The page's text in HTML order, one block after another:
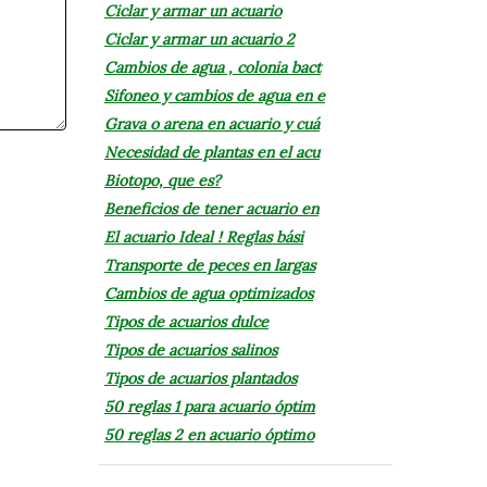
Ciclar y armar un acuario
Ciclar y armar un acuario 2
Cambios de agua , colonia bact
Sifoneo y cambios de agua en e
Grava o arena en acuario y cuá
Necesidad de plantas en el acu
Biotopo, que es?
Beneficios de tener acuario en
El acuario Ideal ! Reglas bási
Transporte de peces en largas
Cambios de agua optimizados
Tipos de acuarios dulce
Tipos de acuarios salinos
Tipos de acuarios plantados
50 reglas 1 para acuario óptim
50 reglas 2 en acuario óptimo